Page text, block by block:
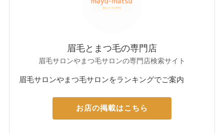
眉毛とまつ毛の専門店
眉毛サロンやまつ毛サロンの専門店検索サイト
眉毛サロンやまつ毛サロンをランキングでご案内
お店の掲載はこちら